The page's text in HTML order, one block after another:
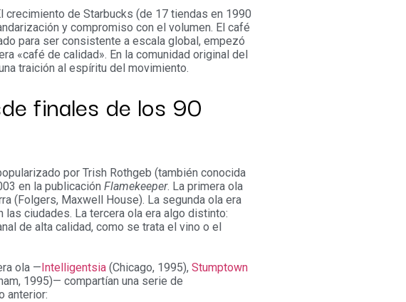
crecimiento de Starbucks (de 17 tiendas en 1990
y compromiso con el volumen. El café
para ser consistente a escala global, empezó
«café de calidad». En la comunidad original del
traición al espíritu del movimiento.
finales de los 90
por Trish Rothgeb (también conocida
en la publicaciónFlamekeeper. La primera ola
(Folgers, Maxwell House). La segunda ola era
ciudades. La tercera ola era algo distinto:
de alta calidad, como se trata el vino o el
ola —Intelligentsia (Chicago, 1995),Stumptown
1995)— compartían una serie de
anterior: